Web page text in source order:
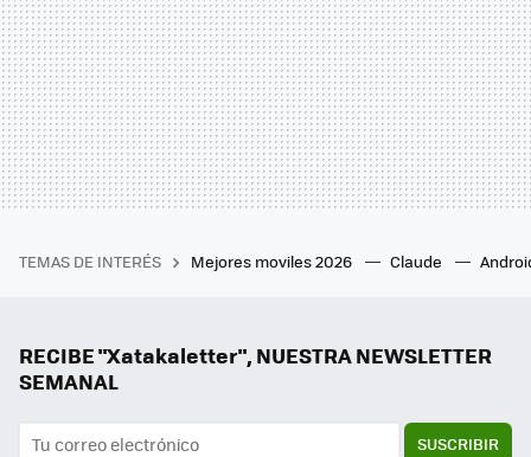
TEMAS DE INTERÉS Mejores moviles 2026 Claude
RECIBE "Xatakaletter", NUESTRA NEWSLETTER
SEMANAL
SUSCRIBIR